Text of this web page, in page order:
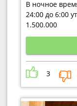
В ночное
24:00 до 6:00
1.500.000
3